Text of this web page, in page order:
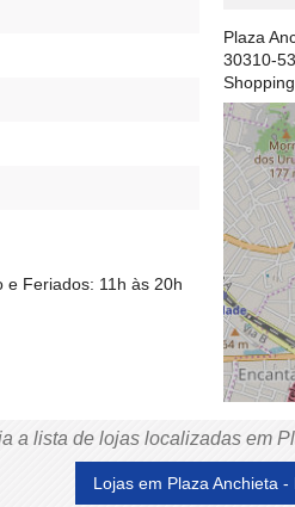
e Feriados: 11h às 20h
Plaza
30310-
a lista de lojas localizadas em
Lojas em Plaza Anchieta -